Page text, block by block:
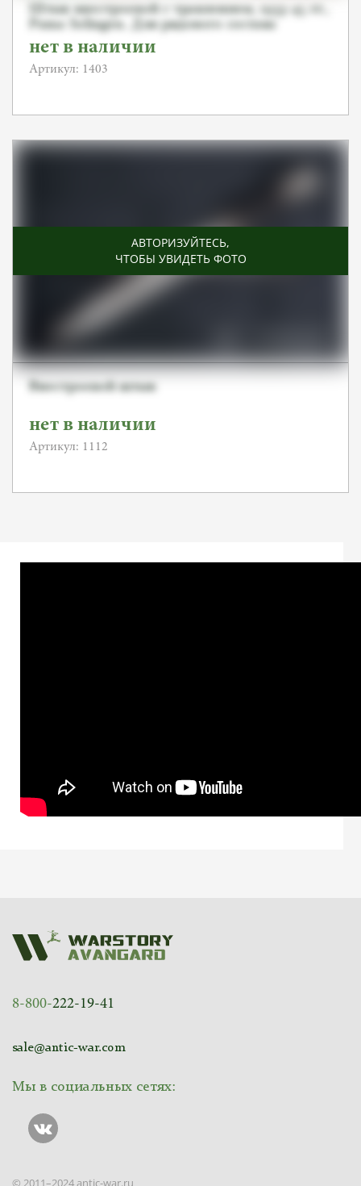
Штык внестроевой с травлением, 1933-45 гг.,
Puma Solingen. Для рядового состава
нет в наличии
Артикул: 1403
АВТОРИЗУЙТЕСЬ,
ЧТОБЫ УВИДЕТЬ ФОТО
Внестроевой штык
нет в наличии
Артикул: 1112
8-800-222-19-41
sale@antic-war.com
Мы в социальных сетях:
© 2011–2024 antic-war.ru